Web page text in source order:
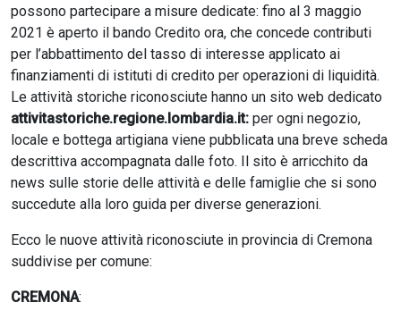
possono partecipare a misure dedicate: fino al 3 maggio
2021 è aperto il bando Credito ora, che concede contributi
per l’abbattimento del tasso di interesse applicato ai
finanziamenti di istituti di credito per operazioni di liquidità.
Le attività storiche riconosciute hanno un sito web dedicato
attivitastoriche.regione.lombardia.it: per ogni negozio,
locale e bottega artigiana viene pubblicata una breve scheda
descrittiva accompagnata dalle foto. Il sito è arricchito da
news sulle storie delle attività e delle famiglie che si sono
succedute alla loro guida per diverse generazioni.
Ecco le nuove attività riconosciute in provincia di Cremona
suddivise per comune:
CREMONA: